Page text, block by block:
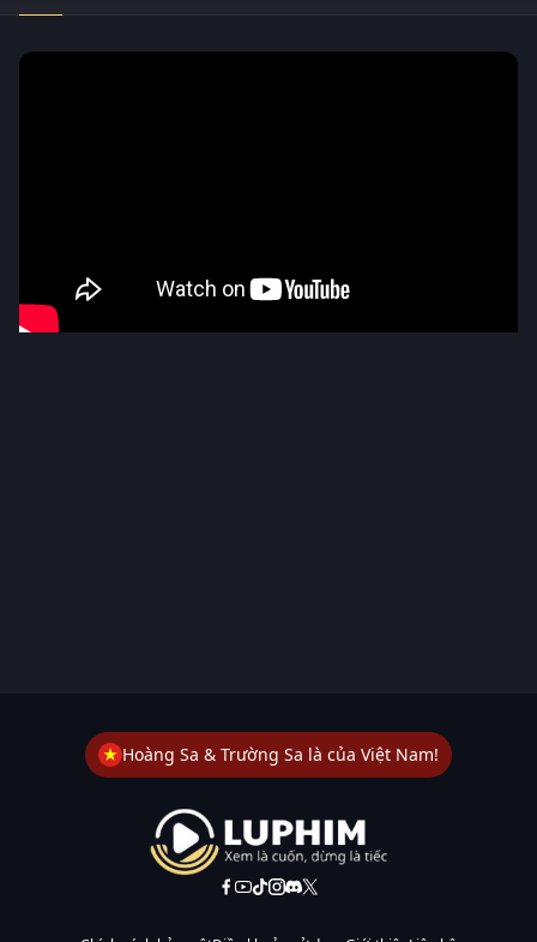
Hoàng Sa & Trường Sa là của Việt Nam!